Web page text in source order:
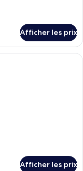
Afficher les prix
d’hôtel avec une tête
Afficher les prix